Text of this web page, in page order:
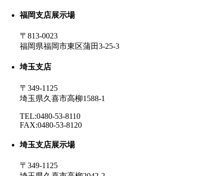
福岡支店展示場
〒813-0023
福岡県福岡市東区蒲田3-25-3
埼玉支店
〒349-1125
埼玉県久喜市高柳1588-1
TEL:0480-53-8110
FAX:0480-53-8120
埼玉支店展示場
〒349-1125